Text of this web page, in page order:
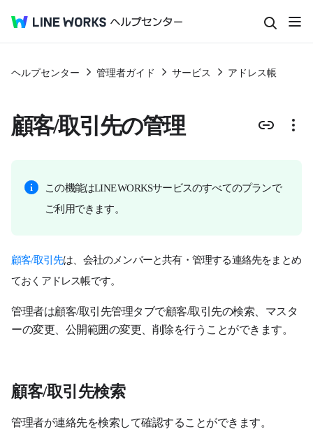
ヘルプセンター 管理者ガイド サービス アドレス帳
顧客/取引先の管理
この機能はLINE WORKSサービスのすべてのプランで
ご利用できます。
顧客/取引先は、会社のメンバーと共有・管理する連絡先をまとめ
ておくアドレス帳です。
管理者は顧客/取引先管理タブで顧客/取引先の検索、マスタ
ーの変更、公開範囲の変更、削除を行うことができます。
顧客/取引先検索
管理者が連絡先を検索して確認することができます。